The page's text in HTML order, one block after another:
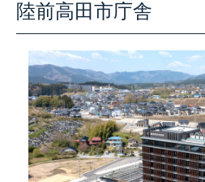
陸前高田市庁舎